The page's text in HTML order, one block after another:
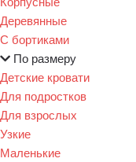
Деревянные
С бортиками
По размеру
Детские кровати
Для подростков
Для взрослых
Узкие
Маленькие